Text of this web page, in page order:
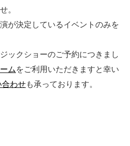
。
が決定しているイベントのみを
ックショーのご予約につきまし
ム をご利用いただきますと幸い
合わせも承っております。